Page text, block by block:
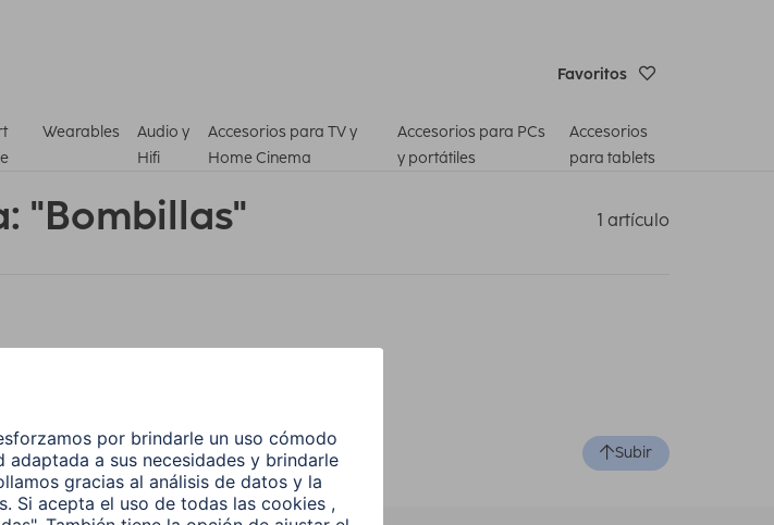
Favoritos
Wearables
Audio y
Hifi
Accesorios para TV y
Home Cinema
Accesorios para PCs
y portátiles
Accesorios
para tablets
"Bombillas" 1 artículo
Subir